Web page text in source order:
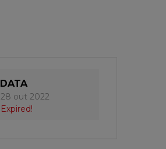
DATA
28 out 2022
Expired!